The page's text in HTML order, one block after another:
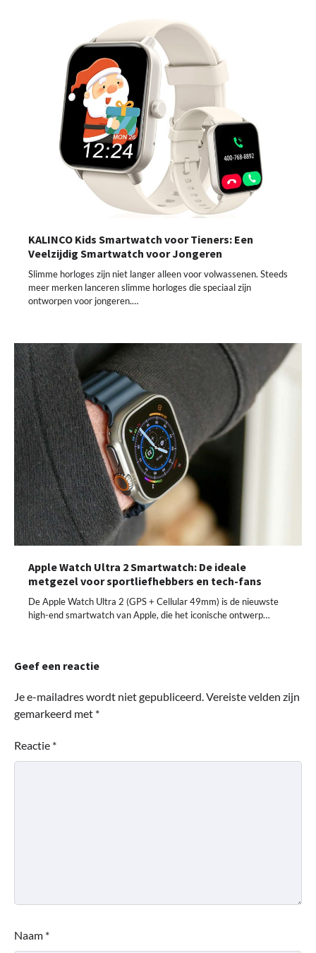
KALINCO Kids Smartwatch voor Tieners: Een
Veelzijdig Smartwatch voor Jongeren
Slimme horloges zijn niet langer alleen voor volwassenen. Steeds
meer merken lanceren slimme horloges die speciaal zijn
ontworpen voor jongeren.…
Apple Watch Ultra 2 Smartwatch: De ideale
metgezel voor sportliefhebbers en tech-fans
De Apple Watch Ultra 2 (GPS + Cellular 49mm) is de nieuwste
high-end smartwatch van Apple, die het iconische ontwerp…
Geef een reactie
Je e-mailadres wordt niet gepubliceerd.Vereiste velden zijn
gemarkeerd met *
Reactie *
Naam *